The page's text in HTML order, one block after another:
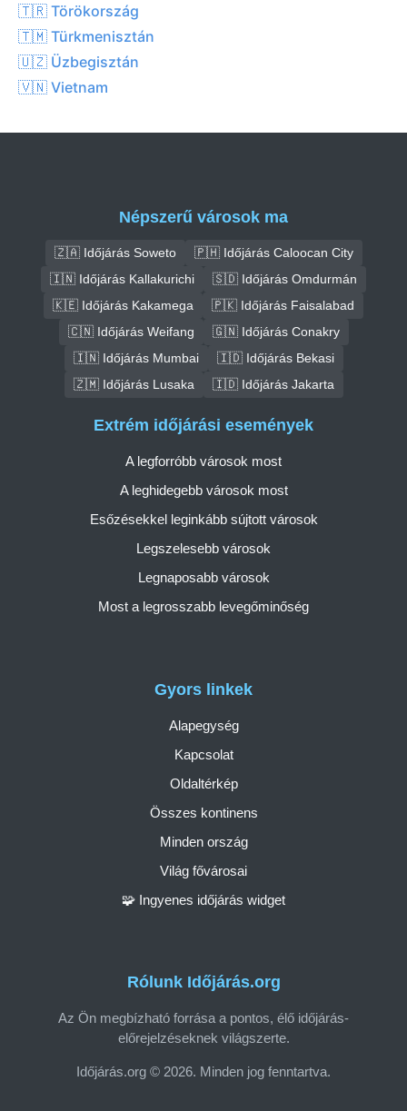
🇹🇷 Törökország
🇹🇲 Türkmenisztán
🇺🇿 Üzbegisztán
🇻🇳 Vietnam
Népszerű városok ma
🇿🇦 Időjárás Soweto
🇵🇭 Időjárás Caloocan City
🇮🇳 Időjárás Kallakurichi
🇸🇩 Időjárás Omdurmán
🇰🇪 Időjárás Kakamega
🇵🇰 Időjárás Faisalabad
🇨🇳 Időjárás Weifang
🇬🇳 Időjárás Conakry
🇮🇳 Időjárás Mumbai
🇮🇩 Időjárás Bekasi
🇿🇲 Időjárás Lusaka
🇮🇩 Időjárás Jakarta
Rólunk Időjárás.org
Az Ön megbízható forrása a pontos, élő időjárás-
előrejelzéseknek világszerte.
Időjárás.org © 2026. Minden jog fenntartva.
Gyors linkek
Alapegység
Kapcsolat
Oldaltérkép
Összes kontinens
Minden ország
Világ fővárosai
🧩 Ingyenes időjárás widget
Extrém időjárási események
A legforróbb városok most
A leghidegebb városok most
Esőzésekkel leginkább sújtott városok
Legszelesebb városok
Legnaposabb városok
Most a legrosszabb levegőminőség